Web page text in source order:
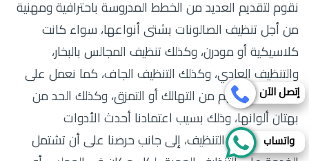
نقوم لتقديم العديد من الخطط المدروسة باحترافية ومهنية
من أجل تنظيف الصالونات بشتى أنواعها، سواء كانت
كلاسيكية أو مودرن، وكذلك تنظيف المجالس بالبخار،
والتنظيف العادي، وكذلك التنظيف الجاف، كما نعمل على
سلامة أنسجتهم من التهالك أو التمزق، وكذلك الحد من
بهتان ألوانها، وذلك بسيب اعتمادنا أحدث الأدوات
المتخصصة في التنظيف، إلى جانب حرصنا على أن تشتمل
إتصل الآن
واتساب